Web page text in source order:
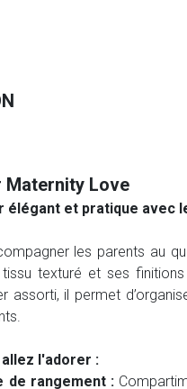
Maternity Love
élégant et pratique avec
les parents au
texturé et ses
assorti, il permet
l'adorer :
de rangement :